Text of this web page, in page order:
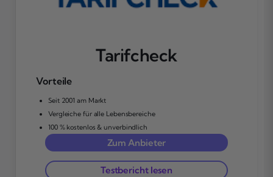
Tarifcheck
Vorteile
Seit 2001 am Markt
Vergleiche für alle Lebensbereiche
100 % kostenlos & unverbindlich
Zum Anbieter
Testbericht lesen